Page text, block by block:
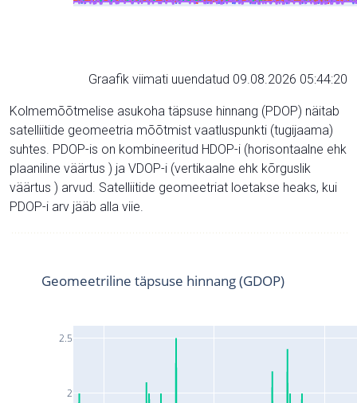
Graafik viimati uuendatud 09.08.2026 05:44:20
Kolmemõõtmelise asukoha täpsuse hinnang (PDOP) näitab
satelliitide geomeetria mõõtmist vaatluspunkti (tugijaama)
suhtes. PDOP-is on kombineeritud HDOP-i (horisontaalne ehk
plaaniline väärtus ) ja VDOP-i (vertikaalne ehk kõrguslik
väärtus ) arvud. Satelliitide geomeetriat loetakse heaks, kui
PDOP-i arv jääb alla viie.
2
2.5
Geomeetriline täpsuse hinnang (GDOP)